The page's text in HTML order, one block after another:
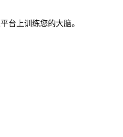
台上训练您的大脑。